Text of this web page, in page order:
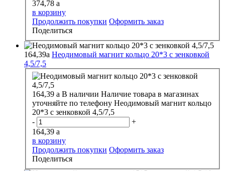
374,78 a
в корзину
Продолжить покупки Оформить заказ
Поделиться
164,39a Неодимовый магнит кольцо 20*3 с зенковкой
4,5/7,5
164,39 a В наличии Наличие товара в магазинах
уточняйте по телефону Неодимовый магнит кольцо
20*3 с зенковкой 4,5/7,5
-
+
164,39 a
в корзину
Продолжить покупки Оформить заказ
Поделиться